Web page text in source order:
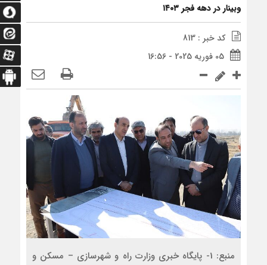
وبینار در دهه فجر ۱۴۰۳
کد خبر : 813
05 فوریه 2025 - 16:56
منبع: 1- پایگاه خبری وزارت راه و شهرسازی – مسکن و